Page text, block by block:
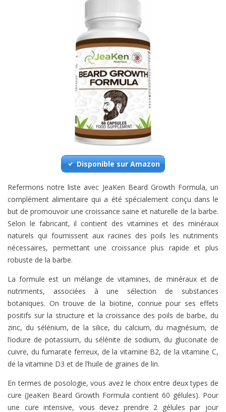
Disponible sur Amazon
Refermons notre liste avec JeaKen Beard Growth Formula, un
complément alimentaire qui a été spécialement conçu dans le
but de promouvoir une croissance saine et naturelle de la barbe.
Selon le fabricant, il contient des vitamines et des minéraux
naturels qui fournissent aux racines des poils les nutriments
nécessaires, permettant une croissance plus rapide et plus
robuste de la barbe.
La formule est un mélange de vitamines, de minéraux et de
nutriments, associées à une sélection de substances
botaniques. On trouve de la biotine, connue pour ses effets
positifs sur la structure et la croissance des poils de barbe, du
zinc, du sélénium, de la silice, du calcium, du magnésium, de
l’iodure de potassium, du sélénite de sodium, du gluconate de
cuivre, du fumarate ferreux, de la vitamine B2, de la vitamine C,
de la vitamine D3 et de l’huile de graines de lin.
En termes de posologie, vous avez le choix entre deux types de
cure (JeaKen Beard Growth Formula contient 60 gélules). Pour
une cure intensive, vous devez prendre 2 gélules par jour